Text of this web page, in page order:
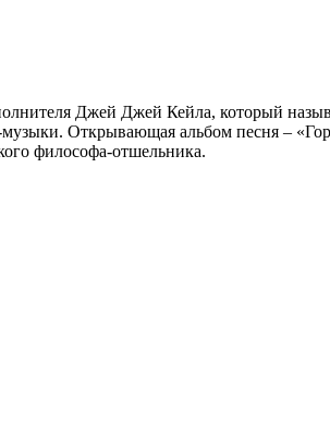
Джей Джей Кейла, который
музыки. Открывающая альбом песня –
философа-отшельника.